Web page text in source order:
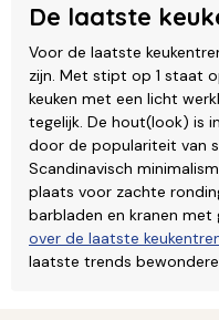
De laatste
Voor de laatste
zijn. Met stipt op 1 staat
keuken met een licht
tegelijk. De hout(look) is
door de populariteit van
Scandinavisch
plaats voor zachte
barbladen en kranen met
over de laatste
laatste trends